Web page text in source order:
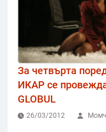
За четвърта
ИКАР се
GLOBUL
26/03/2012